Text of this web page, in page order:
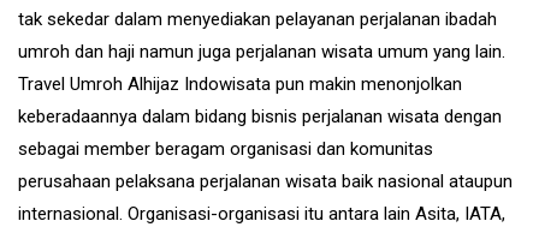
tak sekedar dalam menyediakan pelayanan perjalanan ibadah
umroh dan haji namun juga perjalanan wisata umum yang lain.
Travel Umroh Alhijaz Indowisata pun makin menonjolkan
keberadaannya dalam bidang bisnis perjalanan wisata dengan
sebagai member beragam organisasi dan komunitas
perusahaan pelaksana perjalanan wisata baik nasional ataupun
internasional. Organisasi-organisasi itu antara lain Asita, IATA,